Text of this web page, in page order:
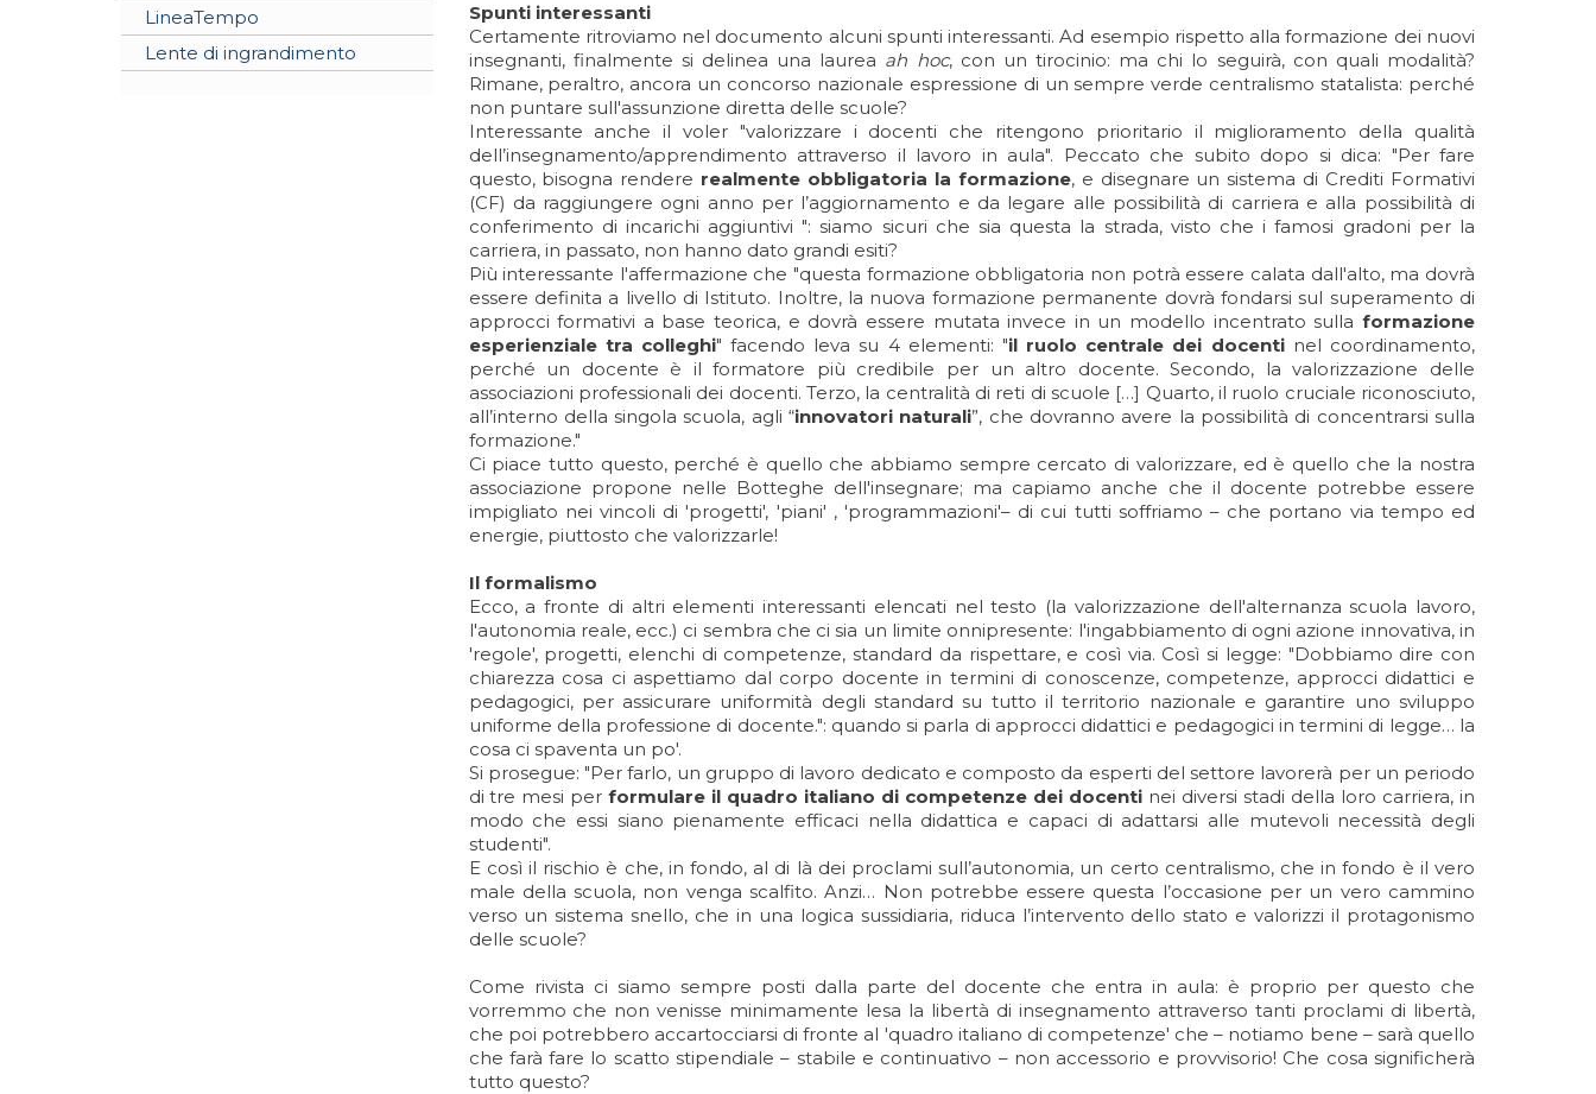
LineaTempo
Lente di ingrandimento
Spunti interessanti
Certamente ritroviamo nel documento alcuni spunti interessanti. Ad esempio rispetto alla formazione dei nuovi
insegnanti, finalmente si delinea una laurea ah hoc, con un tirocinio: ma chi lo seguirà, con quali modalità?
Rimane, peraltro, ancora un concorso nazionale espressione di un sempre verde centralismo statalista: perché
non puntare sull'assunzione diretta delle scuole?
Interessante anche il voler "valorizzare i docenti che ritengono prioritario il miglioramento della qualità
dell’insegnamento/apprendimento attraverso il lavoro in aula". Peccato che subito dopo si dica: "Per fare
questo, bisogna rendere realmente obbligatoria la formazione, e disegnare un sistema di Crediti Formativi
(CF) da raggiungere ogni anno per l’aggiornamento e da legare alle possibilità di carriera e alla possibilità di
conferimento di incarichi aggiuntivi ": siamo sicuri che sia questa la strada, visto che i famosi gradoni per la
carriera, in passato, non hanno dato grandi esiti?
Più interessante l'affermazione che "questa formazione obbligatoria non potrà essere calata dall'alto, ma dovrà
essere definita a livello di Istituto. Inoltre, la nuova formazione permanente dovrà fondarsi sul superamento di
approcci formativi a base teorica, e dovrà essere mutata invece in un modello incentrato sulla formazione
esperienziale tra colleghi" facendo leva su 4 elementi: "il ruolo centrale dei docentinel coordinamento,
perché un docente è il formatore più credibile per un altro docente. Secondo, la valorizzazione delle
associazioni professionali dei docenti. Terzo, la centralità di reti di scuole […] Quarto, il ruolo cruciale riconosciuto,
all’interno della singola scuola, agli “innovatori naturali”, che dovranno avere la possibilità di concentrarsi sulla
formazione."
Ci piace tutto questo, perché è quello che abbiamo sempre cercato di valorizzare, ed è quello che la nostra
associazione propone nelle Botteghe dell'insegnare; ma capiamo anche che il docente potrebbe essere
impigliato nei vincoli di 'progetti', 'piani' , 'programmazioni'– di cui tutti soffriamo – che portano via tempo ed
energie, piuttosto che valorizzarle!
Il formalismo
Ecco, a fronte di altri elementi interessanti elencati nel testo (la valorizzazione dell'alternanza scuola lavoro,
l'autonomia reale, ecc.) ci sembra che ci sia un limite onnipresente: l'ingabbiamento di ogni azione innovativa, in
'regole', progetti, elenchi di competenze, standard da rispettare, e così via. Così si legge: "Dobbiamo dire con
chiarezza cosa ci aspettiamo dal corpo docente in termini di conoscenze, competenze, approcci didattici e
pedagogici, per assicurare uniformità degli standard su tutto il territorio nazionale e garantire uno sviluppo
uniforme della professione di docente.": quando si parla di approcci didattici e pedagogici in termini di legge… la
cosa ci spaventa un po'.
Si prosegue: "Per farlo, un gruppo di lavoro dedicato e composto da esperti del settore lavorerà per un periodo
di tre mesi performulare il quadro italiano di competenze dei docenti nei diversi stadi della loro carriera, in
modo che essi siano pienamente efficaci nella didattica e capaci di adattarsi alle mutevoli necessità degli
studenti".
E così il rischio è che, in fondo, al di là dei proclami sull’autonomia, un certo centralismo, che in fondo è il vero
male della scuola, non venga scalfito. Anzi… Non potrebbe essere questa l’occasione per un vero cammino
verso un sistema snello, che in una logica sussidiaria, riduca l’intervento dello stato e valorizzi il protagonismo
delle scuole?
Come rivista ci siamo sempre posti dalla parte del docente che entra in aula: è proprio per questo che
vorremmo che non venisse minimamente lesa la libertà di insegnamento attraverso tanti proclami di libertà,
che poi potrebbero accartocciarsi di fronte al 'quadro italiano di competenze' che – notiamo bene – sarà quello
che farà fare lo scatto stipendiale – stabile e continuativo – non accessorio e provvisorio! Che cosa significherà
tutto questo?